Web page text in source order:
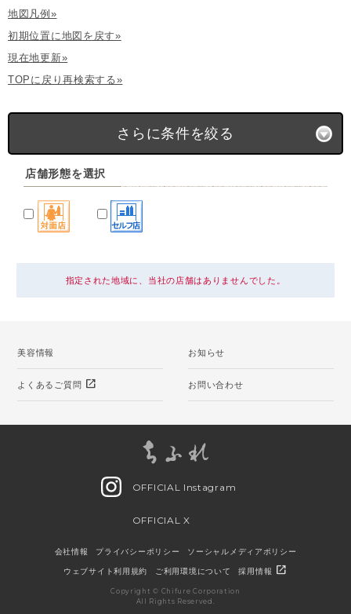
地図凡例»
初期位置に地図を戻す»
現在地更新»
TOPに戻り再検索する»
さらに条件を絞る
店舗形態を選択
指定された地域に、当社の店舗はありませんでした。
美容情報 お知らせ
よくあるご質問 open_in_new お問い合わせ
OFFICIAL Instagram
OFFICIAL X
会社情報 プライバシーポリシー ソーシャルメディアポリシー
ウェブサイト利用規約 ご利用環境について 採用情報 open_in_new
Copyright © Chifure Corporation
All Rights Reserved.